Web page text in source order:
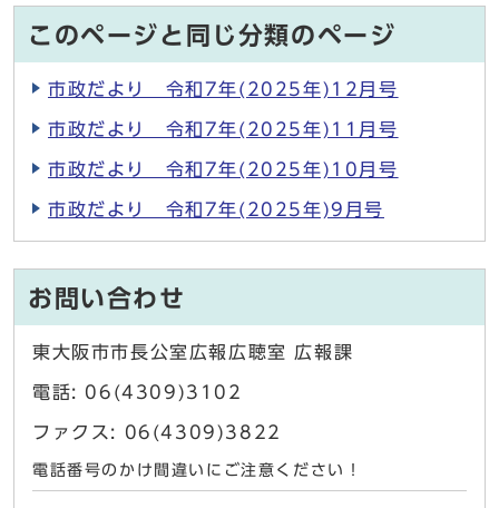
このページと同じ分類のページ
市政だより 令和7年(2025年)12月号
市政だより 令和7年(2025年)11月号
市政だより 令和7年(2025年)10月号
市政だより 令和7年(2025年)9月号
お問い合わせ
東大阪市市長公室広報広聴室 広報課
電話: 06(4309)3102
ファクス: 06(4309)3822
電話番号のかけ間違いにご注意ください！